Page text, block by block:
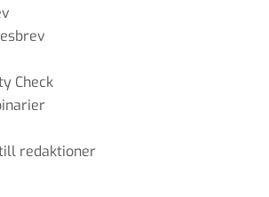
Check
redaktioner